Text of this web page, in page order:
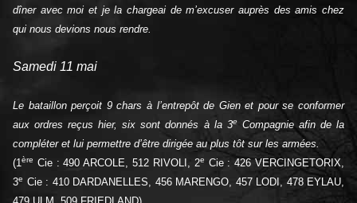
dîner avec moi et je la chargeai de m’excuser auprès des amis chez
qui nous devions nous rendre.
Samedi 11 mai
Le bataillon perçoit 9 chars à l’entrepôt de Gien et pour se conformer
aux ordres reçus hier, six sont donnés à la 3eCompagnie afin de la
compléter et lui permettre d’être dirigée au plus tôt sur les armées.
(1ère Cie : 490 ARCOLE, 512 RIVOLI, 2e Cie : 426 VERCINGETORIX,
3e Cie : 410 DARDANELLES, 456 MARENGO, 457 LODI, 478 EYLAU,